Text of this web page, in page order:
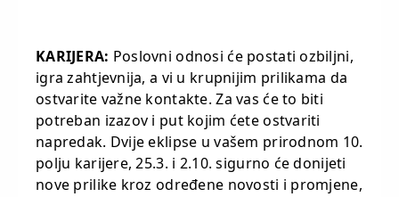
KARIJERA: Poslovni odnosi će postati ozbiljni,
igra zahtjevnija, a vi u krupnijim prilikama da
ostvarite važne kontakte. Za vas će to biti
potreban izazov i put kojim ćete ostvariti
napredak. Dvije eklipse u vašem prirodnom 10.
polju karijere, 25.3. i 2.10. sigurno će donijeti
nove prilike kroz određene novosti i promjene,